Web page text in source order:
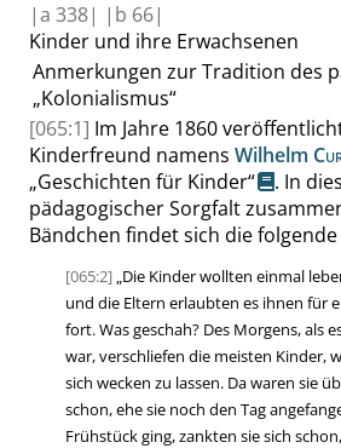
|a 338| | b 66|
Kinder und ihre Erwachsenen
Anmerkungen zur Tradition des
„Kolonialismus“
[065:1] Im Jahre 1860
Kinderfreund namens Wilhelm
„Geschichten für Kinder“
. In
pädagogischer Sorgfalt
Bändchen findet sich die
[065:2] „Die Kinder wollten einmal
und die Eltern erlaubten es ihnen für
fort. Was geschah? Des Morgens, als
war, verschliefen die meisten Kinder,
sich wecken zu lassen. Da waren sie
schon, ehe sie noch den Tag
Frühstück ging, zankten sie sich